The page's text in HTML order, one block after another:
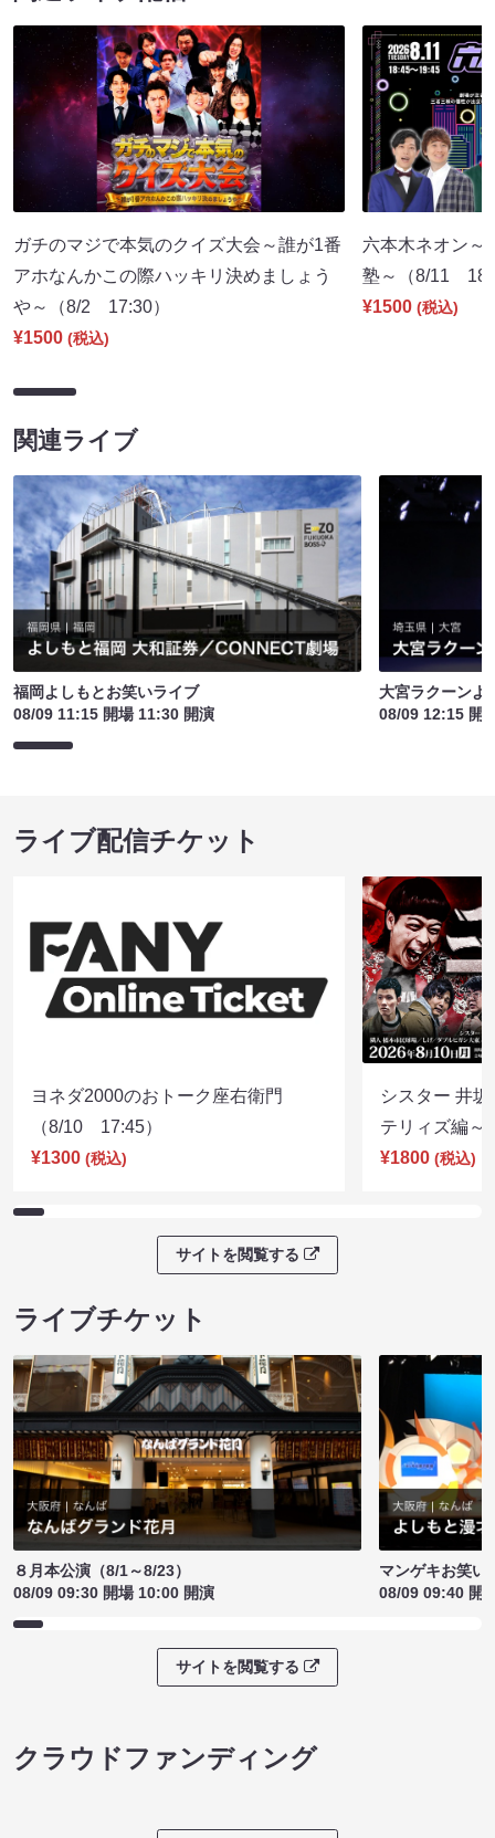
ガチのマジで本気のクイズ大会～誰が1番
アホなんかこの際ハッキリ決めましょう
や～（8/2 17:30）
¥1500 (税込)
六本木ネオン～
塾～（8/11
¥1500 (税込)
関連ライブ
福岡よしもとお笑いライブ
08/09 11:15 開場 11:30 開演
大宮ラクーンよ
08/09 12:15 開
ライブ配信チケット
ヨネダ2000のおトーク座右衛門
（8/10 17:45）
¥1300 (税込)
シスター 井
テリィズ編
¥1800 (税込)
サイトを閲覧する
ライブチケット
８月本公演（8/1～8/23）
08/09 09:30 開場 10:00 開演
マンゲキお笑い
08/09 09:40 開
サイトを閲覧する
クラウドファンディング